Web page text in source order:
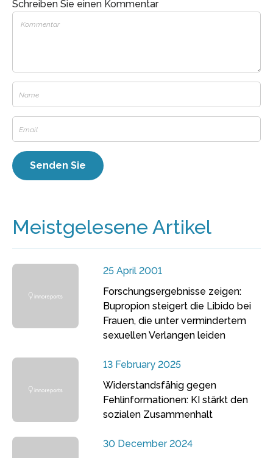
Schreiben Sie einen Kommentar
Meistgelesene Artikel
25 April 2001
Forschungsergebnisse zeigen:
Bupropion steigert die Libido bei
Frauen, die unter vermindertem
sexuellen Verlangen leiden
13 February 2025
Widerstandsfähig gegen
Fehlinformationen: KI stärkt den
sozialen Zusammenhalt
30 December 2024